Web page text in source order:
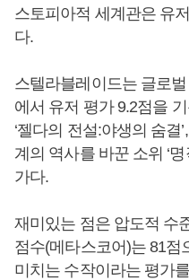
스토피아적 세계관은 유
다.
스텔라블레이드는 글로
에서 유저 평가 9.2점을
‘젤다의 전설:야생의 숨결
계의 역사를 바꾼 소위 ‘
가다.
재미있는 점은 압도적 수
점수(메타스코어)는 81점
미치는 수작이라는 평가